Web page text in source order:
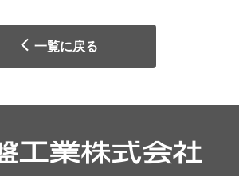
一覧に戻る